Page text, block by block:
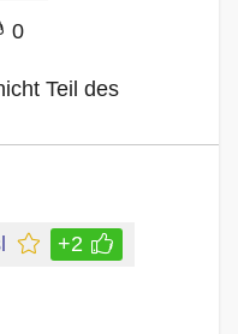
0
Teil des
+2